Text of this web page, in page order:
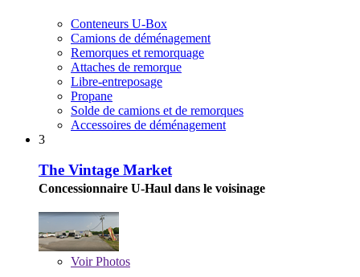
Conteneurs U-Box
Camions de déménagement
Remorques et remorquage
Attaches de remorque
Libre-entreposage
Propane
Solde de camions et de remorques
Accessoires de déménagement
3
The Vintage Market
Concessionnaire U-Haul dans le voisinage
VoirPhotos